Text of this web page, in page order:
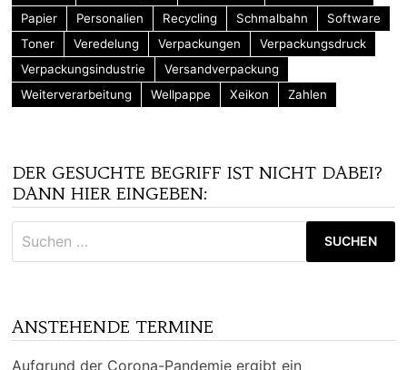
Papier
Personalien Recycling Schmalbahn
Software
Toner
Veredelung Verpackungen
Verpackungsdruck
Verpackungsindustrie
Versandverpackung
Weiterverarbeitung
Wellpappe Xeikon Zahlen
DER GESUCHTE BEGRIFF IST NICHT DABEI?
DANN HIER EINGEBEN:
nach:
ANSTEHENDE TERMINE
Aufgrund der Corona-Pandemie ergibt ein